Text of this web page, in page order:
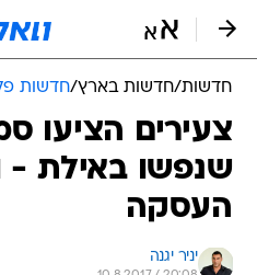
חדשות/חדשות בארץ/חדשות
צעירים הציעו
שנפשו באילת -
העסקה
יניר יגנה